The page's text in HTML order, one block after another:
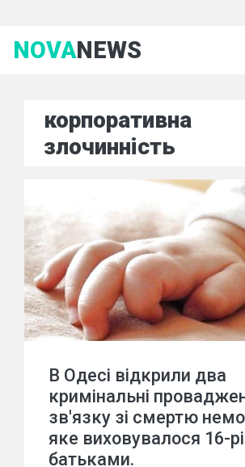
NOVANEWS
корпоративна
злочинність
В Одесі відкрили два
кримінальні
зв'язку зі смертю
яке виховувалося 16-
батьками.